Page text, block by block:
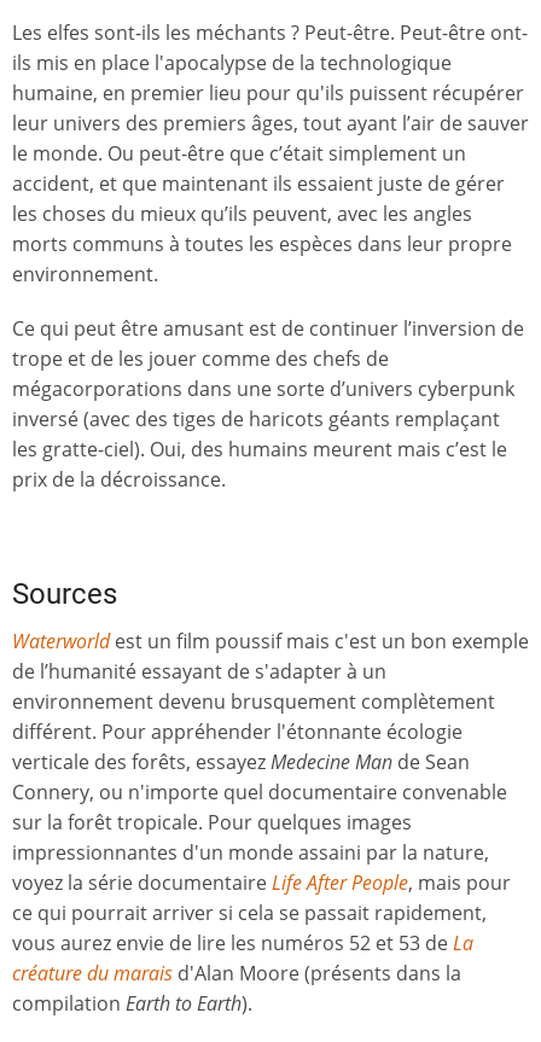
Les elfes sont-ils les méchants ? Peut-être. Peut-être ont-
ils mis en place l'apocalypse de la technologique
humaine, en premier lieu pour qu'ils puissent récupérer
leur univers des premiers âges, tout ayant l’air de sauver
le monde. Ou peut-être que c’était simplement un
accident, et que maintenant ils essaient juste de gérer
les choses du mieux qu’ils peuvent, avec les angles
morts communs à toutes les espèces dans leur propre
environnement.
Ce qui peut être amusant est de continuer l’inversion de
trope et de les jouer comme des chefs de
mégacorporations dans une sorte d’univers cyberpunk
inversé (avec des tiges de haricots géants remplaçant
les gratte-ciel). Oui, des humains meurent mais c’est le
prix de la décroissance.
Sources
Waterworldest un film poussif mais c'est un bon exemple
de l’humanité essayant de s'adapter à un
environnement devenu brusquement complètement
différent. Pour appréhender l'étonnante écologie
verticale des forêts, essayezMedecine Man de Sean
Connery, ou n'importe quel documentaire convenable
sur la forêt tropicale. Pour quelques images
impressionnantes d'un monde assaini par la nature,
voyez la série documentaireLife After People, mais pour
ce qui pourrait arriver si cela se passait rapidement,
vous aurez envie de lire les numéros 52 et 53 deLa
créature du marais d'Alan Moore (présents dans la
compilation Earth to Earth).